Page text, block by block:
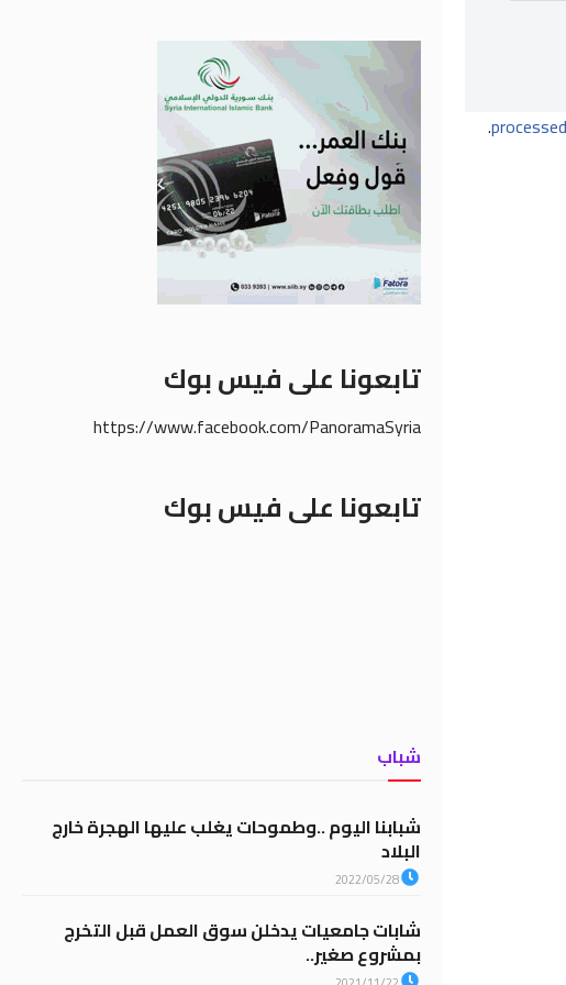
.
تابعونا على فيس بوك
https://www.facebook.com/PanoramaSyria
تابعونا على فيس بوك
شباب
شبابنا اليوم ..وطموحات يغلب عليها الهجرة خارج
البلاد
2022/05/28
شابات جامعيات يدخلن سوق العمل قبل التخرج
بمشروع صغير..